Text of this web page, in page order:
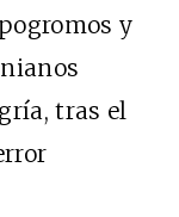
y
tras el